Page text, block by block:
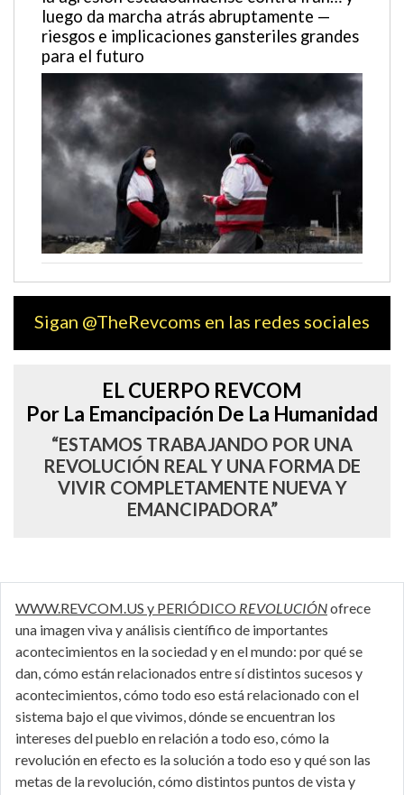
luego da marcha atrás abruptamente —
riesgos e implicaciones gansteriles grandes
para el futuro
Sigan @TheRevcoms en las redes sociales
EL CUERPO REVCOM
Por La Emancipación De La Humanidad
“ESTAMOS TRABAJANDO POR UNA
REVOLUCIÓN REAL Y UNA FORMA DE
VIVIR COMPLETAMENTE NUEVA Y
EMANCIPADORA”
WWW.REVCOM.US y PERIÓDICO REVOLUCIÓNofrece
una imagen viva y análisis científico de importantes
acontecimientos en la sociedad y en el mundo: por qué se
dan, cómo están relacionados entre sí distintos sucesos y
acontecimientos, cómo todo eso está relacionado con el
sistema bajo el que vivimos, dónde se encuentran los
intereses del pueblo en relación a todo eso, cómo la
revolución en efecto es la solución a todo eso y qué son las
metas de la revolución, cómo distintos puntos de vista y